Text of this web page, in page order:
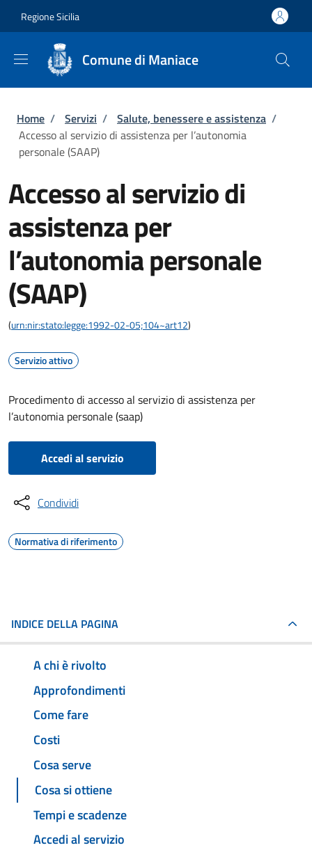
Regione Sicilia
Comune di Maniace
Briciole di pane
Home / Servizi / Salute, benessere e assistenza /
Accesso al servizio di assistenza per l’autonomia
personale (SAAP)
Accesso al servizio di
assistenza per
l’autonomia personale
(SAAP)
(urn:nir:stato:legge:1992-02-05;104~art12)
Servizio attivo
Procedimento di accesso al servizio di assistenza per
l’autonomia personale (saap)
Accedi al servizio
Condividi
Normativa di riferimento
INDICE DELLA PAGINA
A chi è rivolto
Approfondimenti
Come fare
Costi
Cosa serve
Cosa si ottiene
Tempi e scadenze
Accedi al servizio